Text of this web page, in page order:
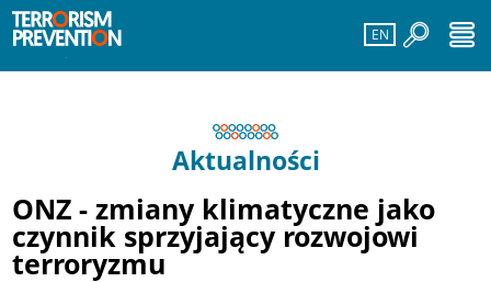
EN
Aktualności
ONZ - zmiany klimatyczne jako
czynnik sprzyjający rozwojowi
terroryzmu